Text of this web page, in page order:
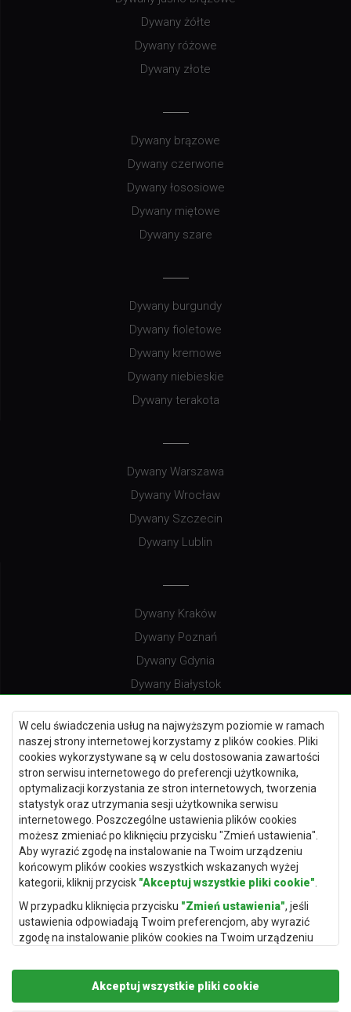
W celu świadczenia usług na najwyższym poziomie w ramach
naszej strony internetowej korzystamy z plików cookies. Pliki
cookies wykorzystywane są w celu dostosowania zawartości
stron serwisu internetowego do preferencji użytkownika,
optymalizacji korzystania ze stron internetowych, tworzenia
statystyk oraz utrzymania sesji użytkownika serwisu
internetowego. Poszczególne ustawienia plików cookies
możesz zmieniać po kliknięciu przycisku "Zmień ustawienia".
Aby wyrazić zgodę na instalowanie na Twoim urządzeniu
końcowym plików cookies wszystkich wskazanych wyżej
kategorii, kliknij przycisk "Akceptuj wszystkie pliki cookie"
W przypadku kliknięcia przycisku "Zmień ustawienia", jeśli
ustawienia odpowiadają Twoim preferencjom, aby wyrazić
zgodę na instalowanie plików cookies na Twoim urządzeniu
"Zapisz i zaakceptuj".
Podstawą przetwarzania danych osobowych, w zakresie w
Akceptuj wszystkie pliki cookie
Dywany żółte
Dywany różowe
Dywany złote
Dywany brązowe
Dywany czerwone
Dywany łososiowe
Dywany miętowe
Dywany szare
Dywany burgundy
Dywany fioletowe
Dywany kremowe
Dywany niebieskie
Dywany terakota
Dywany Warszawa
Dywany Wrocław
Dywany Szczecin
Dywany Lublin
Dywany Kraków
Dywany Poznań
Dywany Gdynia
Dywany Białystok
Dywany Kielce
Dywany Gdańsk
Dywany Toruń
Dywany Bydgoszcz
Dywany Katowice
Dywany Rzeszów
Dywany Częstochowa